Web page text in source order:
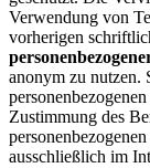
Verwendung von
vorherigen
anonym zu nutzen.
Zustimmung des
ausschließlich im